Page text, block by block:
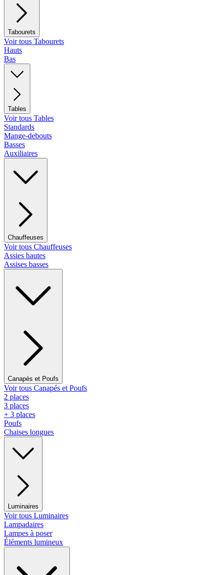
Tabourets
Voir tous Tabourets
Hauts
Bas
Tables
Voir tous Tables
Standards
Mange-debouts
Basses
Auxiliaires
Chauffeuses
Voir tous Chauffeuses
Assies hautes
Assises basses
Canapés et Poufs
Voir tous Canapés et Poufs
2 places
3 places
+ 3 places
Poufs
Chaises longues
Luminaires
Voir tous Luminaires
Lampadaires
Lampes à poser
Éléments lumineux